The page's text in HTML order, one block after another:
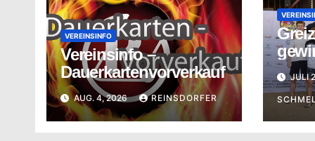
VEREINSINFO
Vereinsinfo –
Dauerkartenvorverkauf
AUG. 4, 2026 REINSDORFER
beiJULI